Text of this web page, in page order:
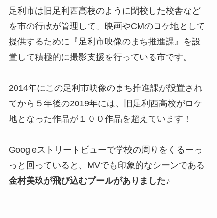
足利市は旧足利西高校のように閉校した校舎など
を市の行政が管理して、映画やCMのロケ地として
提供するために『足利市映像のまち推進課』を設
置して積極的に撮影支援を行っている市です。
2014年にこの足利市映像のまち推進課が設置され
てから５年後の2019年には、旧足利西高校がロケ
地となった作品が１００作品を超えています！
Googleストリートビューで学校の周りをくるーっ
っと回っていると、MVでも印象的なシーンである
金村美玖が飛び込むプールがありました♪